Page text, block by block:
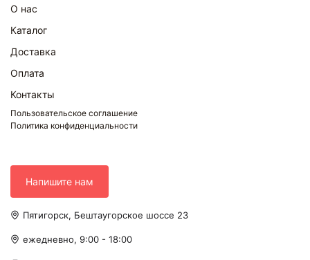
О нас
Каталог
Доставка
Оплата
Контакты
Пользовательское соглашение
Политика конфиденциальности
Напишите нам
Пятигорск, Бештаугорское шоссе 23
ежедневно, 9:00 - 18:00